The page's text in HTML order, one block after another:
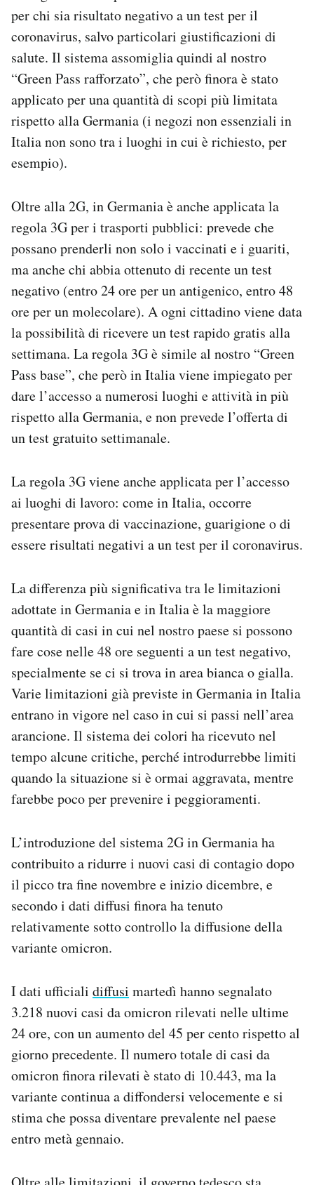
per chi sia risultato negativo a un test per il
coronavirus, salvo particolari giustificazioni di
salute. Il sistema assomiglia quindi al nostro
“Green Pass rafforzato”, che però finora è stato
applicato per una quantità di scopi più limitata
rispetto alla Germania (i negozi non essenziali in
Italia non sono tra i luoghi in cui è richiesto, per
esempio).
Oltre alla 2G, in Germania è anche applicata la
regola 3G per i trasporti pubblici: prevede che
possano prenderli non solo i vaccinati e i guariti,
ma anche chi abbia ottenuto di recente un test
negativo (entro 24 ore per un antigenico, entro 48
ore per un molecolare). A ogni cittadino viene data
la possibilità di ricevere un test rapido gratis alla
settimana. La regola 3G è simile al nostro “Green
Pass base”, che però in Italia viene impiegato per
dare l’accesso a numerosi luoghi e attività in più
rispetto alla Germania, e non prevede l’offerta di
un test gratuito settimanale.
La regola 3G viene anche applicata per l’accesso
ai luoghi di lavoro: come in Italia, occorre
presentare prova di vaccinazione, guarigione o di
essere risultati negativi a un test per il coronavirus.
La differenza più significativa tra le limitazioni
adottate in Germania e in Italia è la maggiore
quantità di casi in cui nel nostro paese si possono
fare cose nelle 48 ore seguenti a un test negativo,
specialmente se ci si trova in area bianca o gialla.
Varie limitazioni già previste in Germania in Italia
entrano in vigore nel caso in cui si passi nell’area
arancione. Il sistema dei colori ha ricevuto nel
tempo alcune critiche, perché introdurrebbe limiti
quando la situazione si è ormai aggravata, mentre
farebbe poco per prevenire i peggioramenti.
L’introduzione del sistema 2G in Germania ha
contribuito a ridurre i nuovi casi di contagio dopo
il picco tra fine novembre e inizio dicembre, e
secondo i dati diffusi finora ha tenuto
relativamente sotto controllo la diffusione della
variante omicron.
I dati ufficiali diffusi martedì hanno segnalato
3.218 nuovi casi da omicron rilevati nelle ultime
24 ore, con un aumento del 45 per cento rispetto al
giorno precedente. Il numero totale di casi da
omicron finora rilevati è stato di 10.443, ma la
variante continua a diffondersi velocemente e si
stima che possa diventare prevalente nel paese
entro metà gennaio.